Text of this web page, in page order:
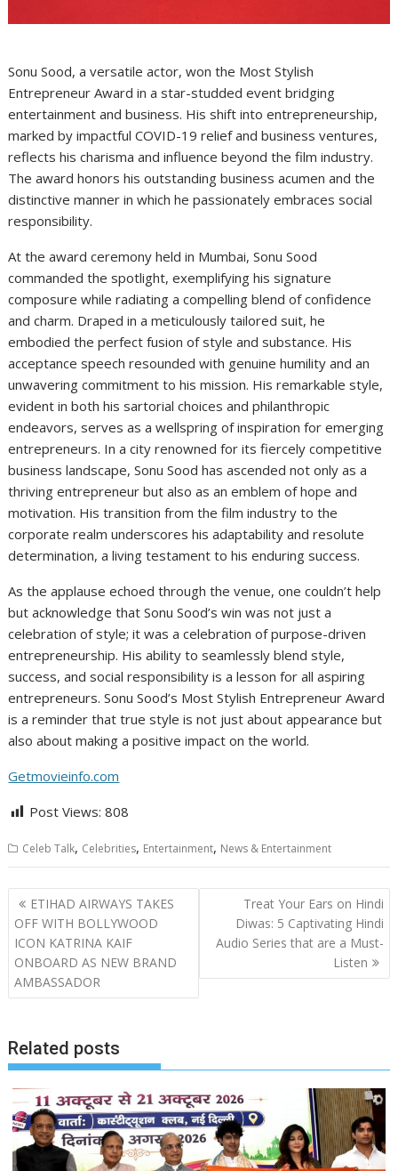
Sonu Sood, a versatile actor, won the Most Stylish
Entrepreneur Award in a star-studded event bridging
entertainment and business. His shift into entrepreneurship,
marked by impactful COVID-19 relief and business ventures,
reflects his charisma and influence beyond the film industry.
The award honors his outstanding business acumen and the
distinctive manner in which he passionately embraces social
responsibility.
At the award ceremony held in Mumbai, Sonu Sood
commanded the spotlight, exemplifying his signature
composure while radiating a compelling blend of confidence
and charm. Draped in a meticulously tailored suit, he
embodied the perfect fusion of style and substance. His
acceptance speech resounded with genuine humility and an
unwavering commitment to his mission. His remarkable style,
evident in both his sartorial choices and philanthropic
endeavors, serves as a wellspring of inspiration for emerging
entrepreneurs. In a city renowned for its fiercely competitive
business landscape, Sonu Sood has ascended not only as a
thriving entrepreneur but also as an emblem of hope and
motivation. His transition from the film industry to the
corporate realm underscores his adaptability and resolute
determination, a living testament to his enduring success.
As the applause echoed through the venue, one couldn’t help
but acknowledge that Sonu Sood’s win was not just a
celebration of style; it was a celebration of purpose-driven
entrepreneurship. His ability to seamlessly blend style,
success, and social responsibility is a lesson for all aspiring
entrepreneurs. Sonu Sood’s Most Stylish Entrepreneur Award
is a reminder that true style is not just about appearance but
also about making a positive impact on the world.
Getmovieinfo.com
Post Views: 808
Celeb Talk, Celebrities, Entertainment, News & Entertainment
Post
navigation
ETIHAD AIRWAYS TAKES
OFF WITH BOLLYWOOD
ICON KATRINA KAIF
ONBOARD AS NEW BRAND
AMBASSADOR
Treat Your Ears on Hindi
Diwas: 5 Captivating Hindi
Audio Series that are a Must-
Listen
Related posts